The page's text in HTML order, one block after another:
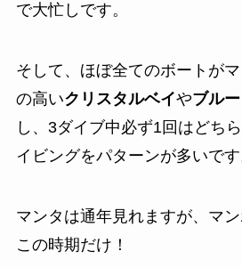
で大忙しです。
そして、ほぼ全てのボートが
の高いクリスタルベイやブル
し、3ダイブ中必ず1回はどち
イビングをパターンが多いです
マンタは通年見れますが、マ
この時期だけ！